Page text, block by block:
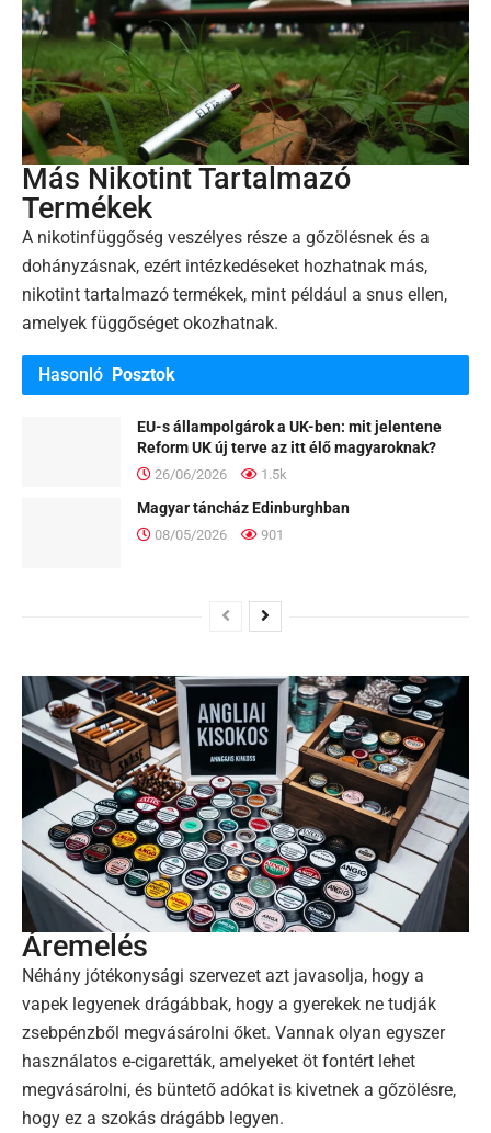
Más Nikotint Tartalmazó
Termékek
A nikotinfüggőség veszélyes része a gőzölésnek és a
dohányzásnak, ezért intézkedéseket hozhatnak más,
nikotint tartalmazó termékek, mint például a snus ellen,
amelyek függőséget okozhatnak.
Hasonló Posztok
EU-s állampolgárok a UK-ben: mit jelentene
Reform UK új terve az itt élő magyaroknak?
26/06/2026 1.5k
Magyar táncház Edinburghban
08/05/2026 901
Áremelés
Néhány jótékonysági szervezet azt javasolja, hogy a
vapek legyenek drágábbak, hogy a gyerekek ne tudják
zsebpénzből megvásárolni őket. Vannak olyan egyszer
használatos e-cigaretták, amelyeket öt fontért lehet
megvásárolni, és büntető adókat is kivetnek a gőzölésre,
hogy ez a szokás drágább legyen.